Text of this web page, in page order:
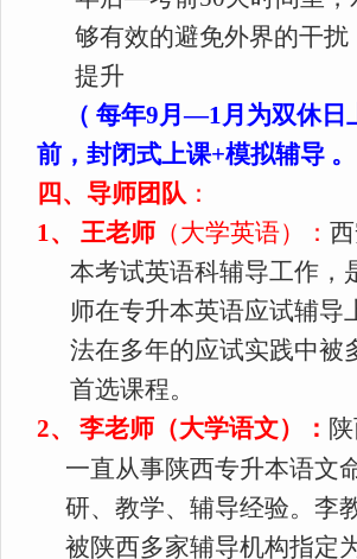
够有效的避免外界的干
提升
（ 每年9月—1月为双休日
前，封闭式上课+模拟辅导 。
四、导师团队 ：
1 、 王老师 （大学英语）：
本考试英语科辅导工作，
师在专升本英语应试辅导
法在多年的应试实践中被
首选课程。
2、 李老师（大学语文）：
一直从事陕西专升本语文
研、教学、辅导经验。李
被陕西多家辅导机构指定